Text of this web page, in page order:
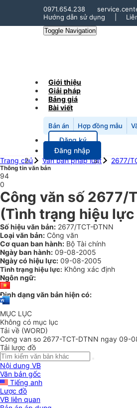
0971.654.238
Hướng dẫn sử dụng
Toggle Navigation
Giới thiệu
Giải pháp
Bảng giá
Bài viết
Bản án Hợp đồng mẫu
Đăng ký
Đăng nhập
Trang chủ
Văn bản pháp luật 2677/
Thông tin văn bản
94
0
Công văn số 2677/
(Tình trạng hiệu
Số hiệu văn bản: 2677/TCT-ĐTNN
Loại văn bản: Công văn
Cơ quan ban hành: Bộ Tài chính
Ngày ban hành: 09-08-2005
Ngày có hiệu lực: 09-08-2005
Tình trạng hiệu lực: Không xác định
Ngôn ngữ:
Định dạng văn bản hiện có:
MỤC LỤC
Không có mục lục
Tải về (WORD)
Cong van so 2677-TCT-DTNN ngay 09-
Tải lược đồ
Nội dung VB
Văn bản gốc
Tiếng anh
Lược đồ
VB liên quan